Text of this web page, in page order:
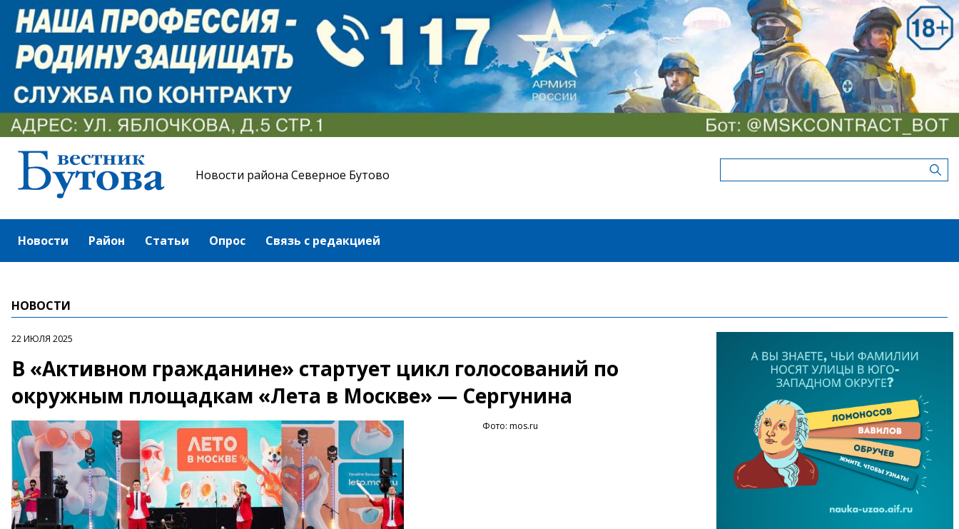
Новости района Северное Бутово
Новости Район Статьи Опрос Связь с редакцией
НОВОСТИ
22 ИЮЛЯ 2025
В «Активном гражданине» стартует цикл голосований по
окружным площадкам «Лета в Москве» — Сергунина
Фото: mos.ru